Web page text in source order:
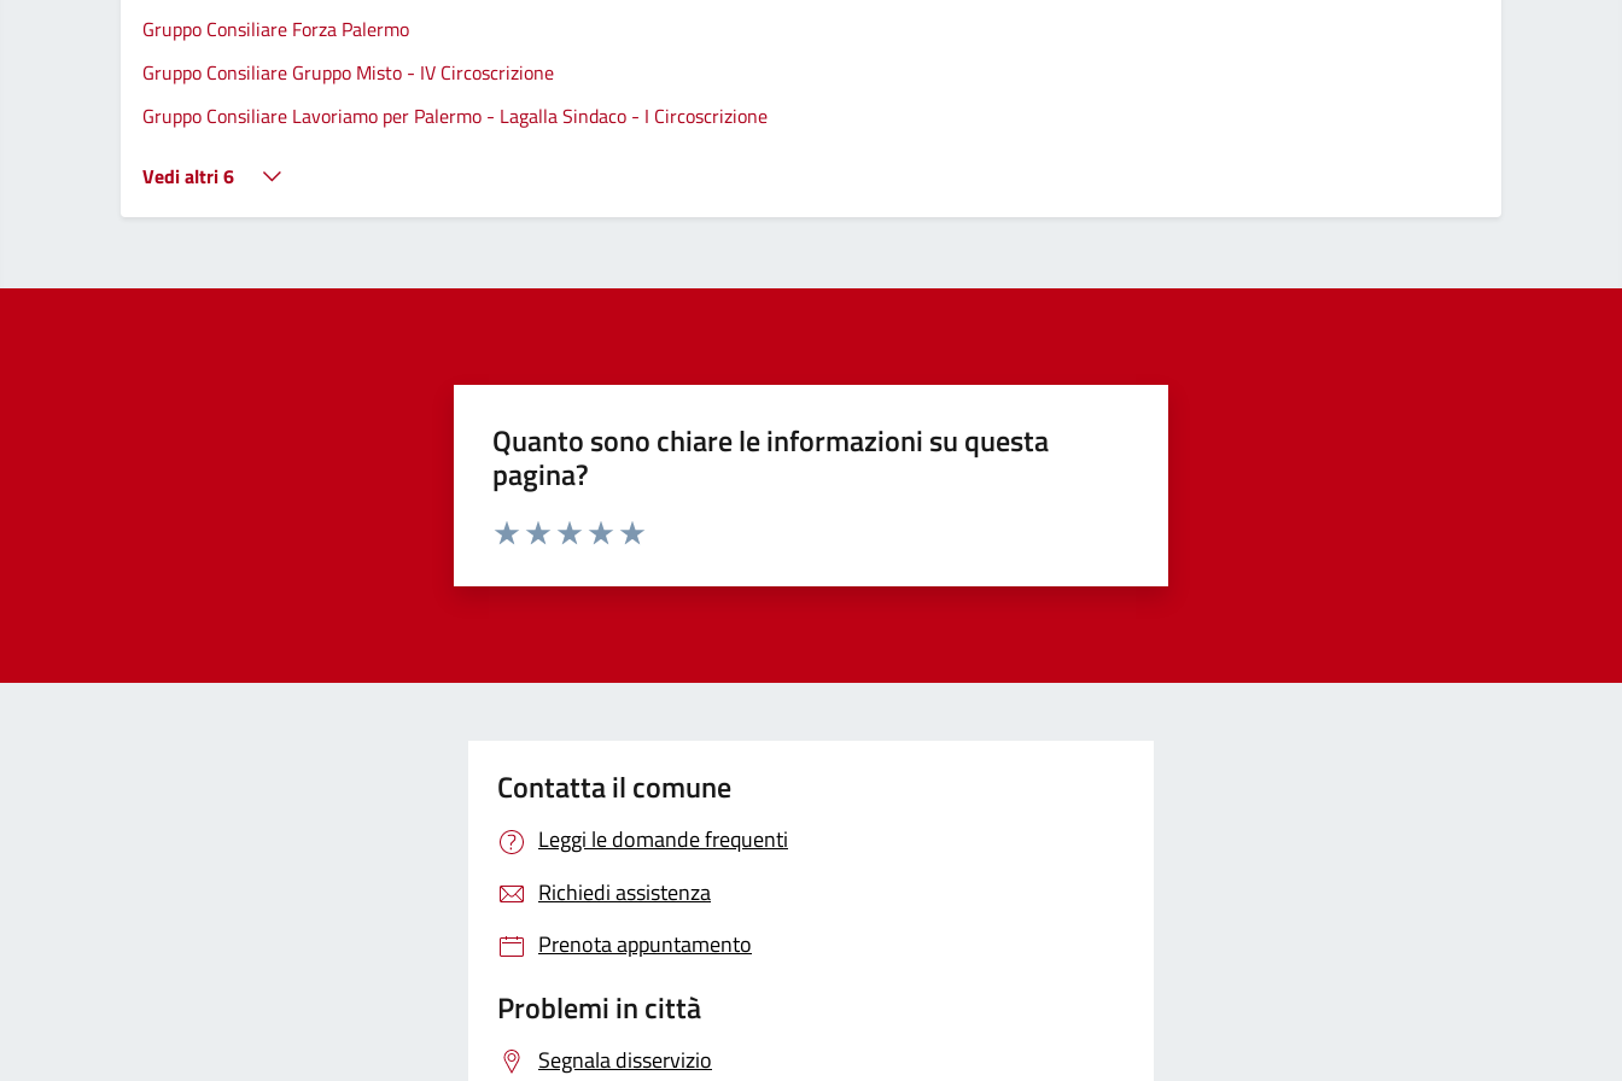
Gruppo Consiliare Forza Palermo
Gruppo Consiliare Gruppo Misto - IV Circoscrizione
Gruppo Consiliare Lavoriamo per Palermo - Lagalla Sindaco - I Circoscrizione
Vedi altri 6
Quanto sono chiare le informazioni su questa
pagina?
Contatta il comune
Leggi le domande frequenti
Richiedi assistenza
Prenota appuntamento
Problemi in città
Segnala disservizio